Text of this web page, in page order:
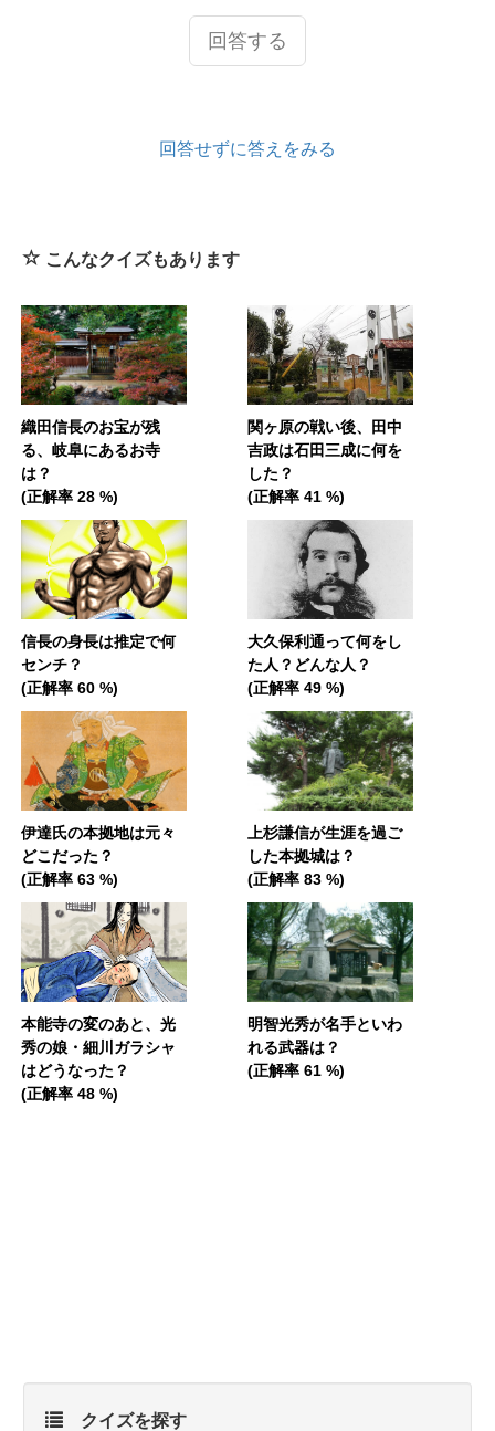
回答する
回答せずに答えをみる
こんなクイズもあります
織田信長のお宝が残
る、岐阜にあるお寺
は？
(正解率 28 %)
関ヶ原の戦い後、田中
吉政は石田三成に何を
した？
(正解率 41 %)
信長の身長は推定で何
センチ？
(正解率 60 %)
大久保利通って何をし
た人？どんな人？
(正解率 49 %)
伊達氏の本拠地は元々
どこだった？
(正解率 63 %)
上杉謙信が生涯を過ご
した本拠城は？
(正解率 83 %)
本能寺の変のあと、光
秀の娘・細川ガラシャ
はどうなった？
(正解率 48 %)
明智光秀が名手といわ
れる武器は？
(正解率 61 %)
クイズを探す